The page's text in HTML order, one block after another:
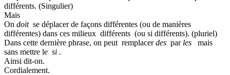
différents. (Singulier)
Mais
On doit se déplacer de façons différentes (ou de manières
différentes) dans ces milieux différents (ou si différents). (pluriel)
Dans cette dernière phrase, on peut remplacerdes par les
mais
sans mettre le si .
Ainsi dit-on.
Cordialement.